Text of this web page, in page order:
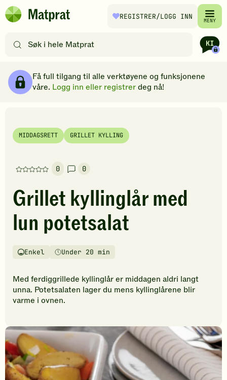
Hopp til hovedinnhold
Matprat
REGISTRER/LOGG INN MENY
etter
filtre
Få full tilgang til alle verktøyene og funksjonene
våre. Logg inn eller registrerdeg nå!
MIDDAGSRETT GRILLET KYLLING
0
Denne
har
foreløpig
ingen
vurderinger.
den
til
å
vurdere
0
Grillet kyllinglår med
lun potetsalat
Vanskelighetsgrad
Enkel
TilberedningstidUnder 20 min
Med ferdiggrillede kyllinglår er middagen aldri langt
unna. Potetsalaten lager du mens kyllinglårene blir
varme i ovnen.